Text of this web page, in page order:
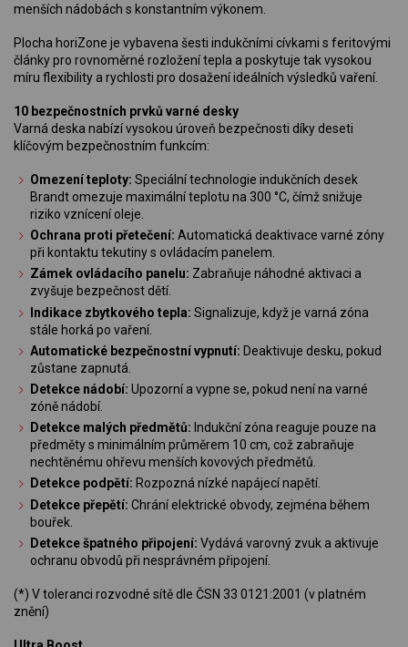
menších nádobách s konstantním výkonem.
Plocha horiZone je vybavena šesti indukčními cívkami s feritovými
články pro rovnoměrné rozložení tepla a poskytuje tak vysokou
míru flexibility a rychlosti pro dosažení ideálních výsledků vaření.
10 bezpečnostních prvků varné desky
Varná deska nabízí vysokou úroveň bezpečnosti díky deseti
klíčovým bezpečnostním funkcím:
Omezení teploty: Speciální technologie indukčních desek
Brandt omezuje maximální teplotu na 300 °C, čímž snižuje
riziko vznícení oleje.
Ochrana proti přetečení: Automatická deaktivace varné zóny
při kontaktu tekutiny s ovládacím panelem.
Zámek ovládacího panelu: Zabraňuje náhodné aktivaci a
zvyšuje bezpečnost dětí.
Indikace zbytkového tepla:Signalizuje, když je varná zóna
stále horká po vaření.
Automatické bezpečnostní vypnutí: Deaktivuje desku, pokud
zůstane zapnutá.
Detekce nádobí: Upozorní a vypne se, pokud není na varné
zóně nádobí.
Detekce malých předmětů: Indukční zóna reaguje pouze na
předměty s minimálním průměrem 10 cm, což zabraňuje
nechtěnému ohřevu menších kovových předmětů.
Detekce podpětí: Rozpozná nízké napájecí napětí.
Detekce přepětí: Chrání elektrické obvody, zejména během
bouřek.
Detekce špatného připojení: Vydává varovný zvuk a aktivuje
ochranu obvodů při nesprávném připojení.
(*) V toleranci rozvodné sítě dle ČSN 33 0121:2001 (v platném
znění)